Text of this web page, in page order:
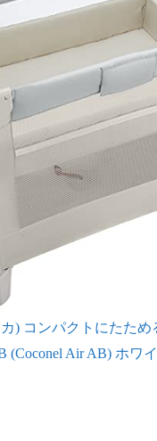
) コンパクトにたため
(Coconel Air AB) ホワ